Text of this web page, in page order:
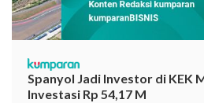
Spanyol Jadi Investor di KEK
Investasi Rp 54,17 M